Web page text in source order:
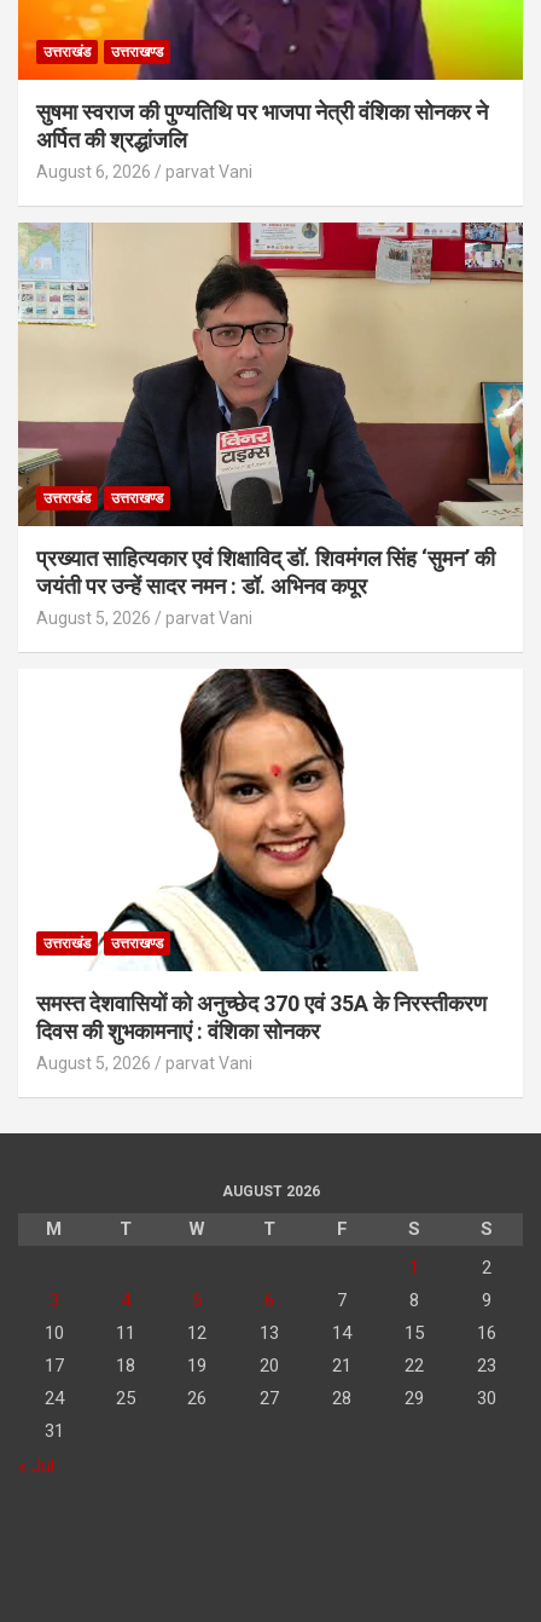
उत्तराखंड उत्तराखण्ड
सुषमा स्वराज की पुण्यतिथि पर भाजपा नेत्री वंशिका सोनकर ने
अर्पित की श्रद्धांजलि
August 6, 2026 parvat Vani
उत्तराखंड उत्तराखण्ड
प्रख्यात साहित्यकार एवं शिक्षाविद् डॉ. शिवमंगल सिंह ‘सुमन’ की
जयंती पर उन्हें सादर नमन : डॉ. अभिनव कपूर
August 5, 2026 parvat Vani
उत्तराखंड उत्तराखण्ड
समस्त देशवासियों को अनुच्छेद 370 एवं 35A के निरस्तीकरण
दिवस की शुभकामनाएं : वंशिका सोनकर
August 5, 2026 parvat Vani
AUGUST 2026
M T W T F S
S
1
2
3
4 5 6 7 8
9
10
11 12 13 14 15
16
17
18 19 20 21 22
23
24
25 26 27 28 29
30
31
« Jul